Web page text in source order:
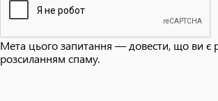
Мета цього запитання — довести, що ви є
розсиланням спаму.